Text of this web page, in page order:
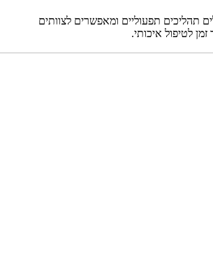
תהליכים תפעוליים ומאפשרים לצוותים
לטיפול איכותי.